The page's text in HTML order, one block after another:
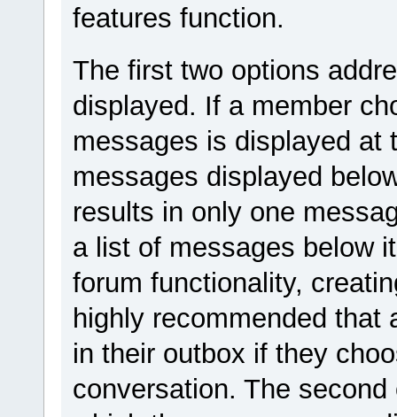
features function.
The first two options
displayed. If a member
messages is displayed at
messages displayed
results in only one
a list of messages below
forum functionality,
highly recommended that
in their outbox if they
conversation. The